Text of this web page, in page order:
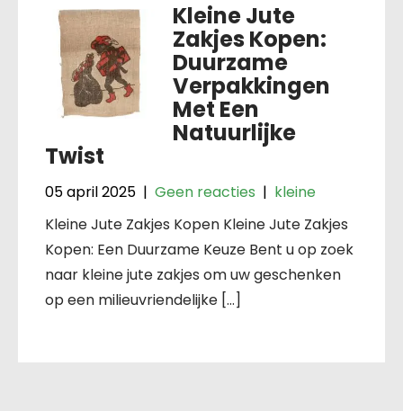
Kleine Jute
Zakjes Kopen:
Duurzame
Verpakkingen
Met Een
Natuurlijke
Twist
05 april 2025 | Geen reacties | kleine
Kleine Jute Zakjes Kopen Kleine Jute Zakjes
Kopen: Een Duurzame Keuze Bent u op zoek
naar kleine jute zakjes om uw geschenken
op een milieuvriendelijke […]